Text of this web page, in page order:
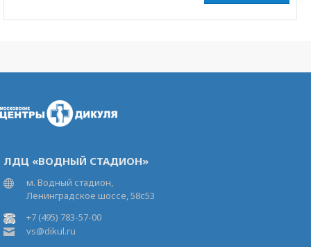
ЛДЦ «ВОДНЫЙ СТАДИОН»
м. Водный стадион,
Ленинградское шоссе, 58с53
+7 (495) 783-57-00
vs@dikul.ru